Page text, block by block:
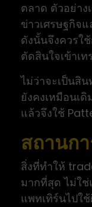
ตลาด ตัวอย่า
ข่าวเศรษฐกิจ
ดังนั้นจึงควรใ
ตัดสินใจเข้าเท
ไม่ว่าจะเป็นสิ
ยังคงเหมือนเ
แล้วจึงใช้
สถานก
สิ่งที่ทำให้
มากที่สุด ไม่ใช่
แพทเทิร์นไปใ